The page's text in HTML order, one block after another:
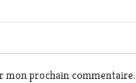
mon prochain commentaire.